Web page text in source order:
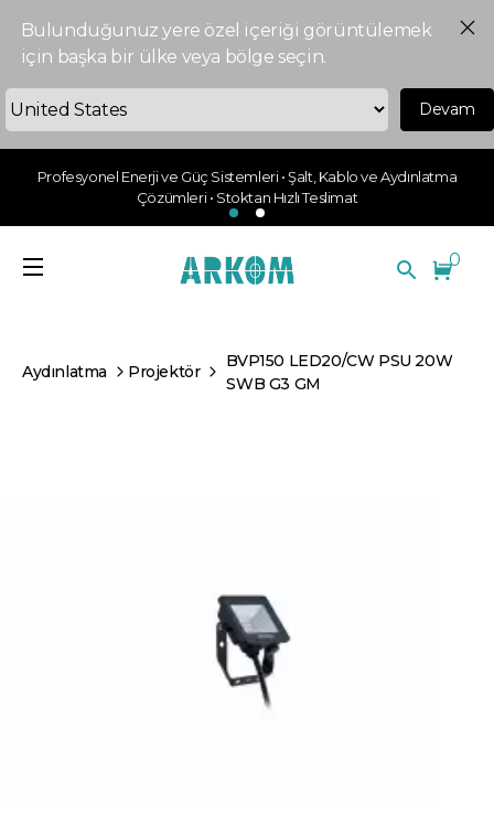
Bulunduğunuz yere özel içeriği görüntülemek
için başka bir ülke veya bölge seçin.
Devam
Profesyonel Enerji ve Güç Sistemleri • Şalt, Kablo ve Aydınlatma
Çözümleri • Stoktan Hızlı Teslimat
0
Aydınlatma Projektör
BVP150 LED20/CW PSU 20W
SWB G3 GM